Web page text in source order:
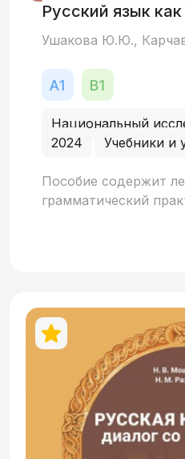
Русский язык
Ушакова Ю.Ю.,
Национальный
2024
Учебники и
Пособие содержит
грамматический
задания
базовому и частично
сертификационному
русского языка
вошел материал,
преподавателями
кафедры
также ряд